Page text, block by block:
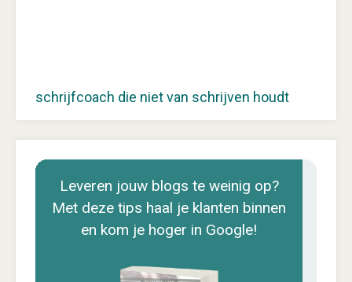
schrijfcoach die niet van schrijven houdt
Leveren jouw blogs te weinig op?
Met deze tips haal je klanten binnen
en kom je hoger in Google!